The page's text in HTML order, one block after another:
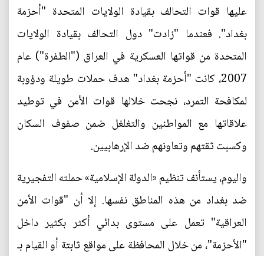
عليها قوات التحالف بقيادة الولايات المتحدة "أحزمة
بغداد". فعندما "زادت" دول التحالف بقيادة الولايات
المتحدة من قواتها العسكرية في العراق ("الطفرة") عام
2007، كانت "أحزمة بغداد" هدف حملات طويلة ودؤوبة
لمكافحة التمرد، نجحت خلالها قوات الأمن في توطيد
علاقاتها مع المواطنين والتغلغل ضمن صفوف السكان
وكسبت ثقتهم وتعاونهم ضد الإرهابيين.
واليوم، يستأنف تنظيم «الدولة الإسلامية» حملته التفجيرية
ضد بغداد من هذه المناطق نفسها. إلا أن "قوات الأمن
العراقية" تعمل على مستوى بدائي أكثر بكثير داخل
"الأحزمة"، من خلال المحافظة على مواقع ثابتة أو القيام بـ